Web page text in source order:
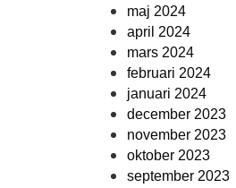
maj 2024
april 2024
mars 2024
februari 2024
januari 2024
december 2023
november 2023
oktober 2023
september 2023